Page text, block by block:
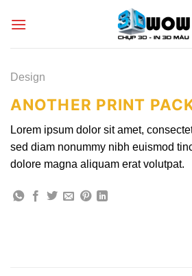
Design
ANOTHER PRINT
Lorem ipsum dolor sit amet,
sed diam nonummy nibh euismod
dolore magna aliquam erat volutpat.